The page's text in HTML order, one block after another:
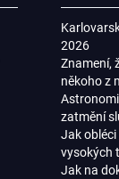
2026
Znamení,
někoho z
zatmění
Jak
vysokých
Jak na